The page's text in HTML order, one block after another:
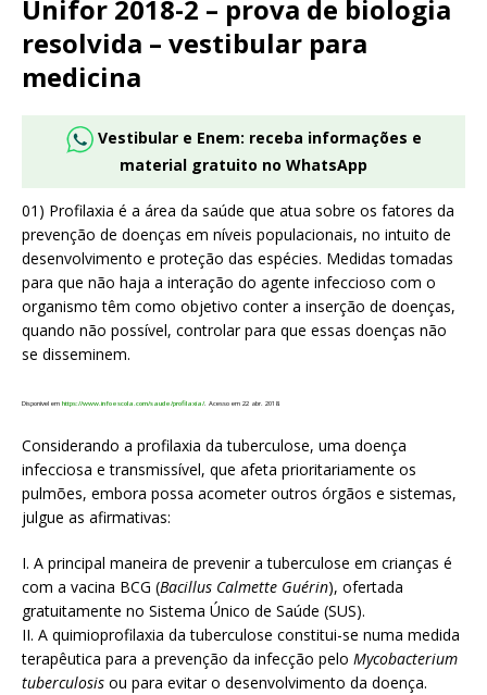
Unifor 2018-2 – prova de biologia
resolvida – vestibular para
medicina
Vestibular e Enem: receba informações e
material gratuito no WhatsApp
01) Profilaxia é a área da saúde que atua sobre os fatores da
prevenção de doenças em níveis populacionais, no intuito de
desenvolvimento e proteção das espécies. Medidas tomadas
para que não haja a interação do agente infeccioso com o
organismo têm como objetivo conter a inserção de doenças,
quando não possível, controlar para que essas doenças não
se disseminem.
Disponível em https://www.infoescola.com/saude/profilaxia/. Acesso em 22 abr. 2018.
Considerando a profilaxia da tuberculose, uma doença
infecciosa e transmissível, que afeta prioritariamente os
pulmões, embora possa acometer outros órgãos e sistemas,
julgue as afirmativas:
I. A principal maneira de prevenir a tuberculose em crianças é
com a vacina BCG (Bacillus Calmette Guérin), ofertada
gratuitamente no Sistema Único de Saúde (SUS).
II. A quimioprofilaxia da tuberculose constitui-se numa medida
terapêutica para a prevenção da infecção pelo Mycobacterium
tuberculosis ou para evitar o desenvolvimento da doença.